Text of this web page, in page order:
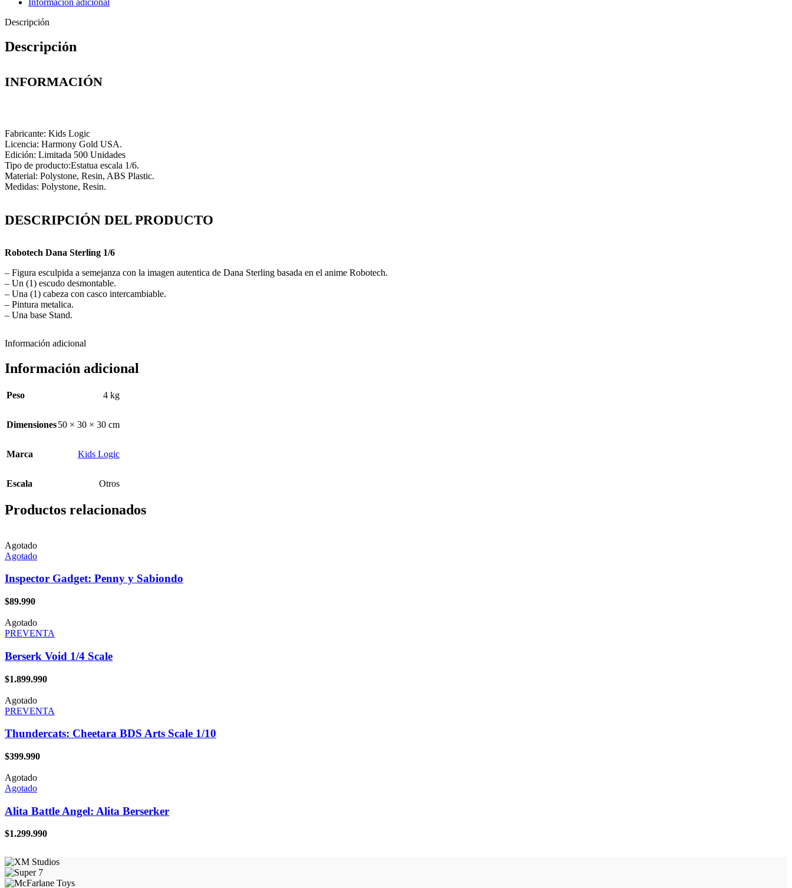
Descripción
Descripción
INFORMACIÓN
Fabricante: Kids Logic
Licencia: Harmony Gold USA.
Edición: Limitada 500 Unidades
Tipo de producto:Estatua escala 1/6.
Material: Polystone, Resin, ABS Plastic.
Medidas: Polystone, Resin.
DESCRIPCIÓN DEL PRODUCTO
Robotech Dana Sterling 1/6
– Figura esculpida a semejanza con la imagen autentica de Dana Sterling basada en el anime Robotech.
– Un (1) escudo desmontable.
– Una (1) cabeza con casco intercambiable.
– Pintura metalica.
– Una base Stand.
Información adicional
Información adicional
Peso 4 kg
Dimensiones50 × 30 × 30 cm
Marca Kids Logic
Escala Otros
Productos relacionados
Agotado
Agotado
Inspector Gadget: Penny y Sabiondo
$89.990
Agotado
PREVENTA
Berserk Void 1/4 Scale
$1.899.990
Agotado
PREVENTA
Thundercats: Cheetara BDS Arts Scale 1/10
$399.990
Agotado
Agotado
Alita Battle Angel: Alita Berserker
$1.299.990